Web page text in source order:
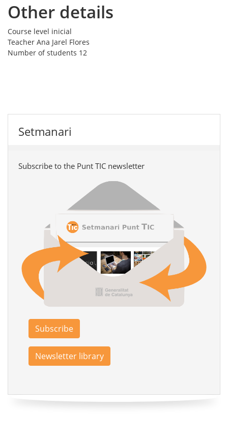
Other details
Course level inicial
Teacher Ana Jarel Flores
Number of students 12
Setmanari
Subscribe to the Punt TIC newsletter
Subscribe
Newsletter library